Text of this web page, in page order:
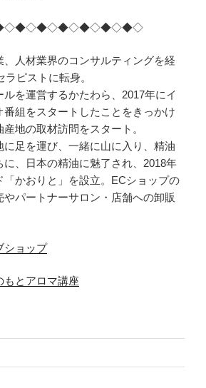
、人材業界のコンサルティングを経
ピストに転身。
ルを運営するかたわら、2017年にイ
番組をスタートしたことをきっかけ
地の取材訪問をスタート。
足を運び、一緒に山に入り、精油
、日本の精油に魅了され、2018年
「かおりと」を設立。ECショップの
パートナーサロン・店舗への卸販
ショップ
もとアロマ講座